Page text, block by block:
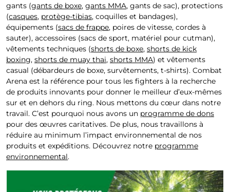
gants (gants de boxe, gants MMA, gants de sac), protections
(casques, protège-tibias, coquilles et bandages),
équipements (sacs de frappe, poires de vitesse, cordes à
sauter), accessoires (sacs de sport, matériel pour cutman),
vêtements techniques (shorts de boxe, shorts de kick
boxing, shorts de muay thai, shorts MMA) et vêtements
casual (débardeurs de boxe, survêtements, t-shirts). Combat
Arena est la référence pour tous les fighters à la recherche
de produits innovants pour donner le meilleur d’eux-mêmes
sur et en dehors du ring. Nous mettons du cœur dans notre
travail. C’est pourquoi nous avons un programme de dons
pour des œuvres caritatives. De plus, nous travaillons à
réduire au minimum l’impact environnemental de nos
produits et expéditions. Découvrez notre programme
environnemental.